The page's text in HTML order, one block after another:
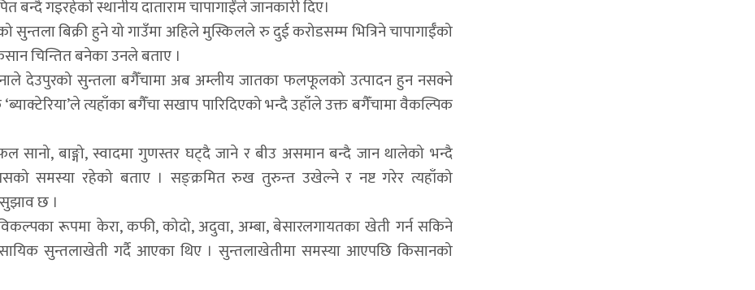
गइरहेको स्थानीय दाताराम चापागाईँले जानकारी दिए।
सुन्तला बिक्री हुने यो गाउँमा अहिले मुस्किलले रु दुई करोडसम्म भित्रिने चापागाईँको
चिन्तित बनेका उनले बताए ।
देउपुरको सुन्तला बगैँचामा अब अम्लीय जातका फलफूलको उत्पादन हुन नसक्ने
त्यहाँका बगैँचा सखाप पारिदिएको भन्दै उहाँले उक्त बगैँचामा वैकल्पिक
सानो, बाङ्गो, स्वादमा गुणस्तर घट्दै जाने र बीउ असमान बन्दै जान थालेको भन्दै
समस्या रहेको बताए । सङ्क्रमित रुख तुरुन्त उखेल्ने र नष्ट गरेर त्यहाँको
छ ।
रूपमा केरा, कफी, कोदो, अदुवा, अम्बा, बेसारलगायतका खेती गर्न सकिने
सुन्तलाखेती गर्दै आएका थिए । सुन्तलाखेतीमा समस्या आएपछि किसानको